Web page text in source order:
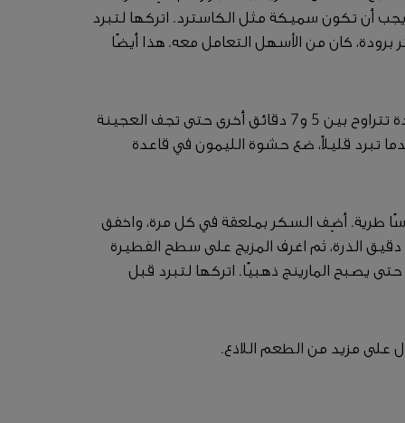
يجب أن تكون سميكة مثل الكاسترد. اتركها لتبرد
برودة، كان من الأسهل التعامل معه. هذا أيضًا
انزع الحبوب والورق من قاعدة التارت واخبزها لمدة تتراوح بين 5 و7 دقائق أخرى حتى تجف العجينة
تبرد قليلاً، ضع حشوة الليمون في قاعدة
طرية. أضِف السكر بملعقة في كل مرة، واخفق
الذرة، ثم اغرف المزيج على سطح الفطيرة
الرؤوس. اخبزها لمدة 15 دقيقة حتى يصبح المارينج ذهبيًا. اتركها لتبرد قبل
على مزيد من الطعم اللاذع.